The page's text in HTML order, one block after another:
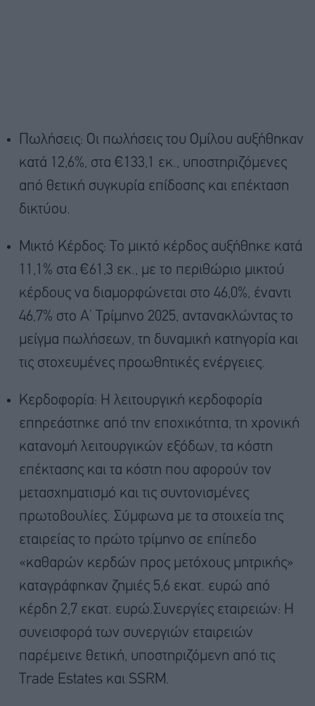
Πωλήσεις: Οι πωλήσεις του Ομίλου αυξήθηκαν
κατά 12,6%, στα €133,1 εκ., υποστηριζόμενες
από θετική συγκυρία επίδοσης και επέκταση
δικτύου.
Μικτό Κέρδος: Το μικτό κέρδος αυξήθηκε κατά
11,1% στα €61,3 εκ., με το περιθώριο μικτού
κέρδους να διαμορφώνεται στο 46,0%, έναντι
46,7% στο Α’ Τρίμηνο 2025, αντανακλώντας το
μείγμα πωλήσεων, τη δυναμική κατηγορία και
τις στοχευμένες προωθητικές ενέργειες.
Κερδοφορία: Η λειτουργική κερδοφορία
επηρεάστηκε από την εποχικότητα, τη χρονική
κατανομή λειτουργικών εξόδων, τα κόστη
επέκτασης και τα κόστη που αφορούν τον
μετασχηματισμό και τις συντονισμένες
πρωτοβουλίες. Σύμφωνα με τα στοιχεία της
εταιρείας το πρώτο τρίμηνο σε επίπεδο
«καθαρών κερδών προς μετόχους μητρικής»
καταγράφηκαν ζημιές 5,6 εκατ. ευρώ από
κέρδη 2,7 εκατ. ευρώ.Συνεργίες εταιρειών: Η
συνεισφορά των συνεργιών εταιρειών
παρέμεινε θετική, υποστηριζόμενη από τις
Trade Estates και SSRM.